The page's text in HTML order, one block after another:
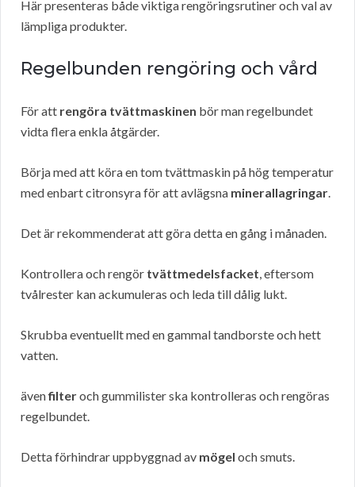
Här presenteras både viktiga rengöringsrutiner och val av
lämpliga produkter.
Regelbunden rengöring och vård
För att rengöra tvättmaskinen bör man regelbundet
vidta flera enkla åtgärder.
Börja med att köra en tom tvättmaskin på hög temperatur
med enbart citronsyra för att avlägsna minerallagringar.
Det är rekommenderat att göra detta en gång i månaden.
Kontrollera och rengör tvättmedelsfacket, eftersom
tvålrester kan ackumuleras och leda till dålig lukt.
Skrubba eventuellt med en gammal tandborste och hett
vatten.
ävenfilteroch gummilister ska kontrolleras och rengöras
regelbundet.
Detta förhindrar uppbyggnad av mögel och smuts.